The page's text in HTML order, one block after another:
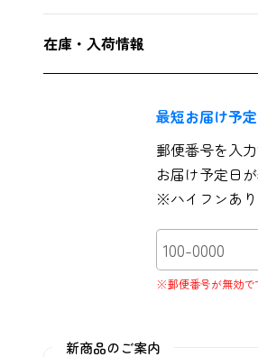
在庫・入荷情報
最短お届け予定
郵便番号を入
お届け予定日
※ハイフンあり
※郵便番号が無効で
新商品のご案内